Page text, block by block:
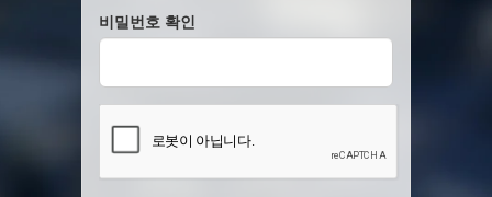
비밀번호 확인